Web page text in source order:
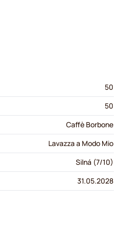
50
50
Caffè Borbone
Lavazza a Modo Mio
Silná (7/10)
31.05.2028